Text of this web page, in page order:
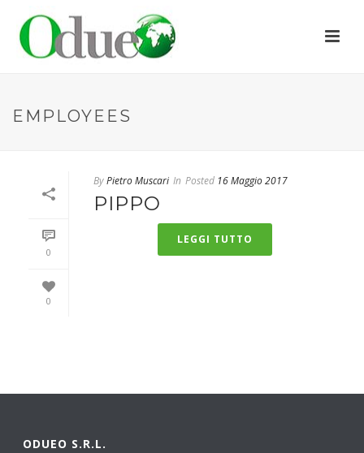
EMPLOYEES
0
0
ByPietro Muscari In Posted 16 Maggio 2017
PIPPO
LEGGI TUTTO
ODUEO S.R.L.